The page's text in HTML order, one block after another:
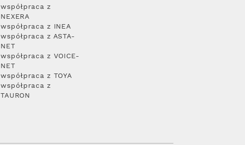
współpraca z
NEXERA
współpraca z INEA
współpraca z ASTA-
NET
współpraca z VOICE-
NET
współpraca z TOYA
współpraca z
TAURON